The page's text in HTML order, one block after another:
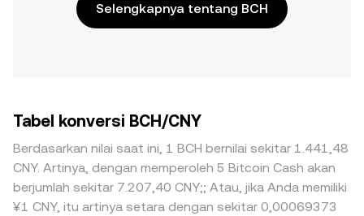
Selengkapnya tentang BCH
Tabel konversi BCH/CNY
Berdasarkan nilai saat ini, 1 BCH bernilai sekitar 1.441,48
CNY. Artinya, dengan memperoleh 5 Bitcoin Cash akan
berjumlah sekitar 7.207,40 CNY;; Atau, jika Anda memiliki
¥1 CNY, itu artinya setara dengan sekitar 0,00069373